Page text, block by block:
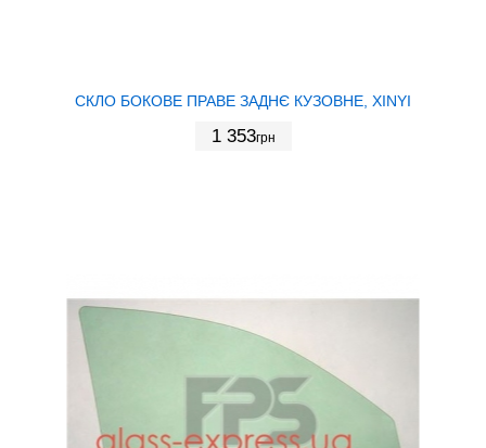
СКЛО БОКОВЕ ПРАВЕ ЗАДНЄ КУЗОВНЕ, XINYI
1 353грн